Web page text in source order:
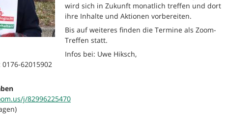
wird sich in Zukunft monatlich treffen und dort
ihre Inhalte und Aktionen vorbereiten.
Bis auf weiteres finden die Termine als Zoom-
Treffen statt.
Infos bei: Uwe Hiksch,
0176-62015902
j/82996225470